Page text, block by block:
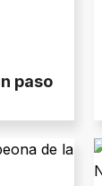
paso